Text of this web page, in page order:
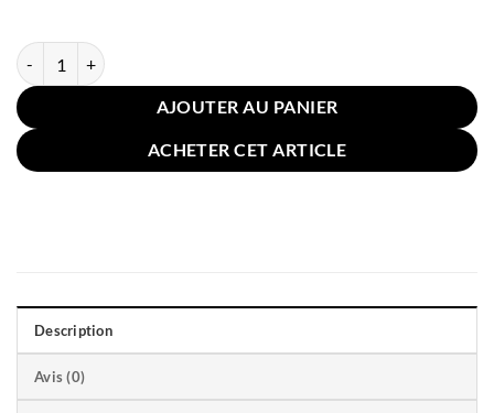
quantité de Coussin Jambes Grossesse Mémoire de Forme Beige
AJOUTER AU PANIER
ACHETER CET ARTICLE
Description
Avis (0)